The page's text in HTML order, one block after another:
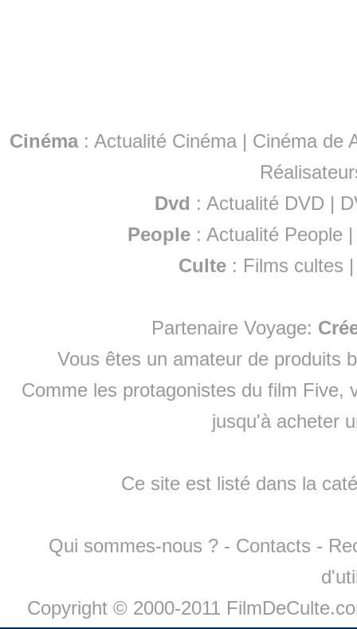
Cinéma: Actualité Cinéma | Cinéma de
Dvd : Actualité DVD |
People :Actualité People
Culte : Films cultes
Partenaire Voyage:
Vous êtes un amateur de produits
Comme les protagonistes du film Five,
jusqu'à acheter
Ce site est listé dans la
Qui sommes-nous ? - Contacts -
Copyright © 2000-2011